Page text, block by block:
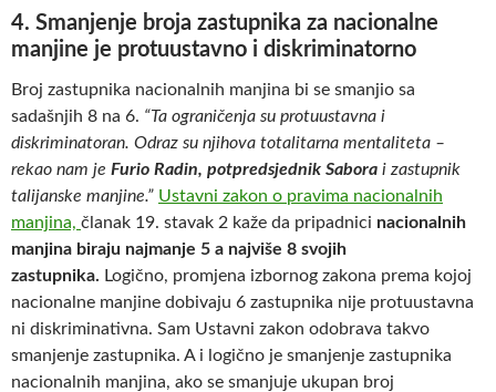
4. Smanjenje broja zastupnika za nacionalne
manjine je protuustavno i diskriminatorno
Broj zastupnika nacionalnih manjina bi se smanjio sa
sadašnjih 8 na 6. “Ta ograničenja su protuustavna i
diskriminatoran. Odraz su njihova totalitarna mentaliteta –
rekao nam je Furio Radin, potpredsjednik Sabora i zastupnik
talijanske manjine.” Ustavni zakon o pravima nacionalnih
manjina, članak 19. stavak 2 kaže da pripadnici nacionalnih
manjina biraju najmanje 5 a najviše 8 svojih
zastupnika. Logično, promjena izbornog zakona prema kojoj
nacionalne manjine dobivaju 6 zastupnika nije protuustavna
ni diskriminativna. Sam Ustavni zakon odobrava takvo
smanjenje zastupnika. A i logično je smanjenje zastupnika
nacionalnih manjina, ako se smanjuje ukupan broj